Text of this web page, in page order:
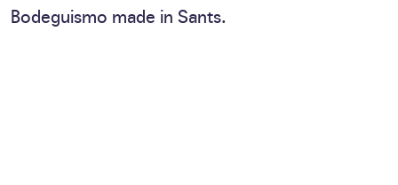
Bodeguismo made in Sants.